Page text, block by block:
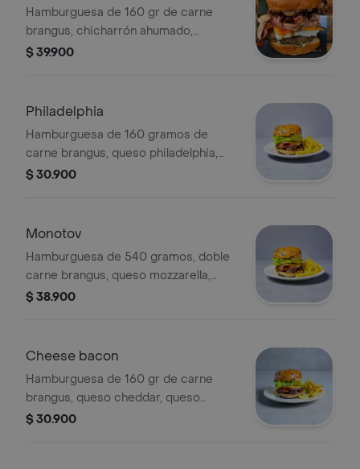
Hamburguesa de 160 gr de carne
brangus, chicharrón ahumado,
mermelada de tomate, wisky, canela,
chipotle.
$ 39.900
Philadelphia
Hamburguesa de 160 gramos de
carne brangus, queso philadelphia,
tocineta, lechuga, tomate, salsas de
$ 30.900
Monotov
Hamburguesa de 540 gramos, doble
carne brangus, queso mozzarella,
queso cheddar, tocineta, lechuga,
$ 38.900
Cheese bacon
Hamburguesa de 160 gr de carne
brangus, queso cheddar, queso
mozzarella, queso cheddar, tocineta,
$ 30.900